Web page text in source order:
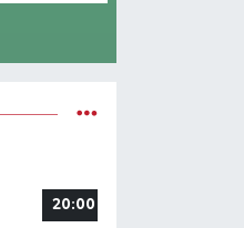
20:00